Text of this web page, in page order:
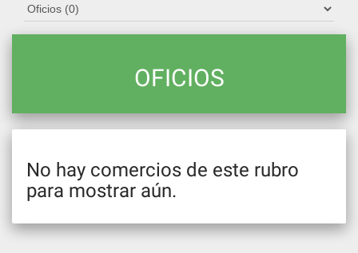
OFICIOS
No hay comercios de este rubro
para mostrar aún.